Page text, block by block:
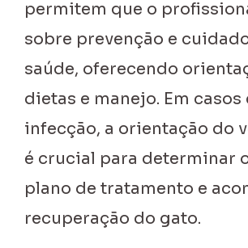
permitem que o
sobre prevenção e
saúde, oferecendo
dietas e manejo. Em casos
infecção, a orientação do
é crucial para determinar
plano de tratamento e
recuperação do gato.